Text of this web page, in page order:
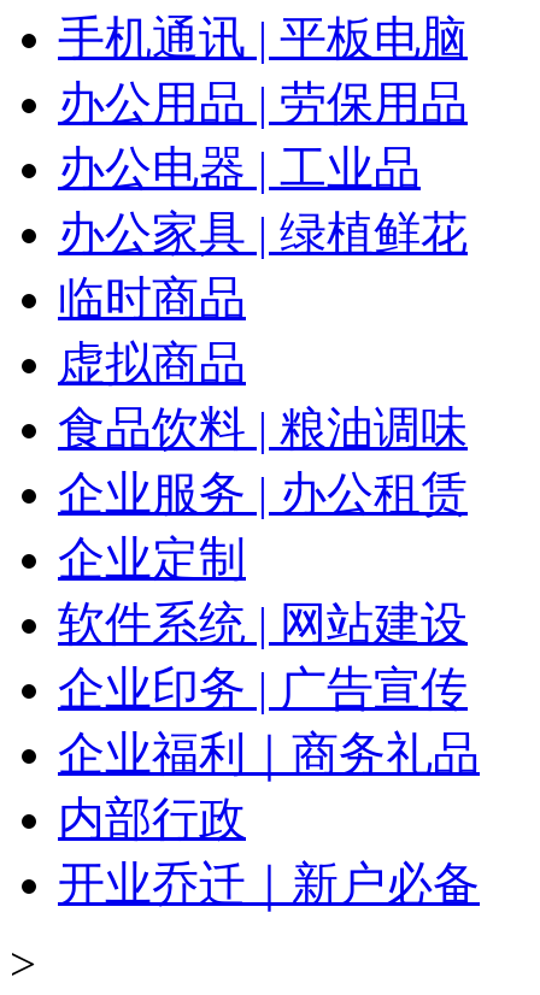
手机通讯 | 平板电脑
办公用品 | 劳保用品
办公电器 | 工业品
办公家具 | 绿植鲜花
临时商品
虚拟商品
食品饮料 | 粮油调味
企业服务 | 办公租赁
企业定制
软件系统 | 网站建设
企业印务 | 广告宣传
企业福利｜商务礼品
内部行政
开业乔迁｜新户必备
>